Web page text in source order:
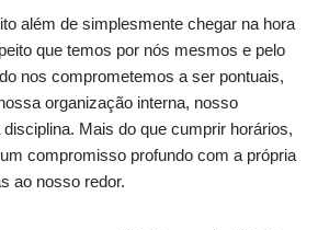
além de simplesmente chegar na hora
que temos por nós mesmos e pelo
nos comprometemos a ser pontuais,
organização interna, nosso
Mais do que cumprir horários,
compromisso profundo com a própria
ao nosso redor.